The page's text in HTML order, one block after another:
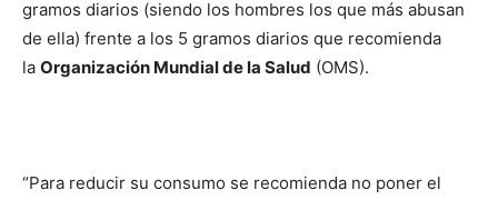
gramos diarios (siendo los hombres los que más abusan
de ella) frente a los 5 gramos diarios que recomienda
la Organización Mundial de la Salud (OMS).
“Para reducir su consumo se recomienda no poner el